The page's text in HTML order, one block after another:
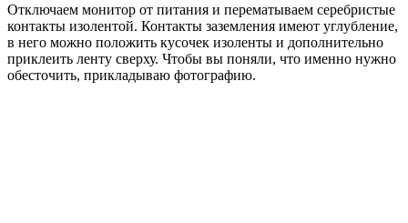
Отключаем монитор от питания и перематываем серебристые
контакты изолентой. Контакты заземления имеют углубление,
в него можно положить кусочек изоленты и дополнительно
приклеить ленту сверху. Чтобы вы поняли, что именно нужно
обесточить, прикладываю фотографию.